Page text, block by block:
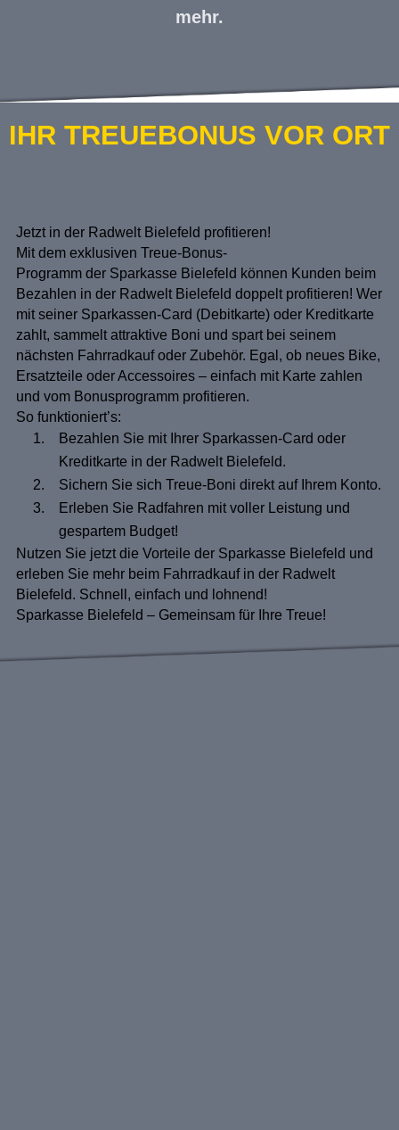
mehr.
IHR TREUEBONUS VOR ORT
Jetzt in der Radwelt Bielefeld profitieren!
Mit dem exklusiven Treue-Bonus-
Programm der Sparkasse Bielefeld können Kunden beim
Bezahlen in der Radwelt Bielefeld doppelt profitieren! Wer
mit seiner Sparkassen-Card (Debitkarte) oder Kreditkarte
zahlt, sammelt attraktive Boni und spart bei seinem
nächsten Fahrradkauf oder Zubehör. Egal, ob neues Bike,
Ersatzteile oder Accessoires – einfach mit Karte zahlen
und vom Bonusprogramm profitieren.
So funktioniert’s:
Bezahlen Sie mit Ihrer Sparkassen-Card oder
Kreditkarte in der Radwelt Bielefeld.
Sichern Sie sich Treue-Boni direkt auf Ihrem Konto.
Erleben Sie Radfahren mit voller Leistung und
gespartem Budget!
Nutzen Sie jetzt die Vorteile der Sparkasse Bielefeld und
erleben Sie mehr beim Fahrradkauf in der Radwelt
Bielefeld. Schnell, einfach und lohnend!
Sparkasse Bielefeld – Gemeinsam für Ihre Treue!